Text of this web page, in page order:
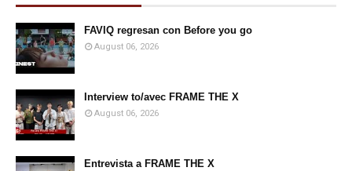
FAVIQ regresan con Before you go
August 06, 2026
Interview to/avec FRAME THE X
August 06, 2026
Entrevista a FRAME THE X